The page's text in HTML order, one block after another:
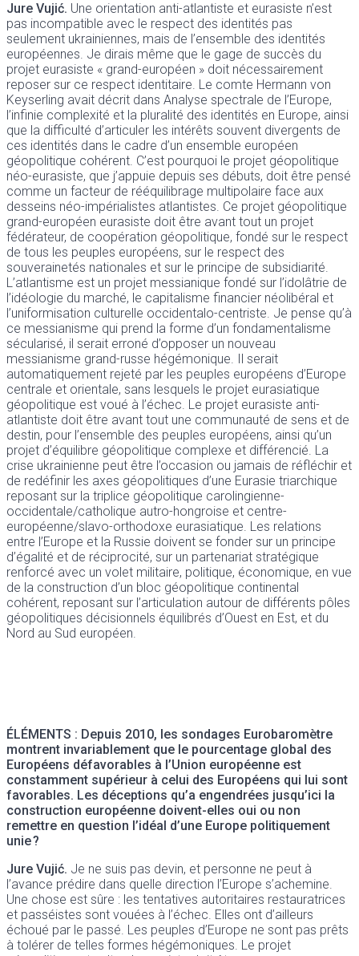
Jure Vujić. Une orientation anti-atlantiste et eurasiste n’est
pas incompatible avec le respect des identités pas
seulement ukrainiennes, mais de l’ensemble des identités
européennes. Je dirais même que le gage de succès du
projet eurasiste « grand-européen » doit nécessairement
reposer sur ce respect identitaire. Le comte Hermann von
Keyserling avait décrit dans Analyse spectrale de l’Europe,
l’infinie complexité et la pluralité des identités en Europe, ainsi
que la difficulté d’articuler les intérêts souvent divergents de
ces identités dans le cadre d’un ensemble européen
géopolitique cohérent. C’est pourquoi le projet géopolitique
néo-eurasiste, que j’appuie depuis ses débuts, doit être pensé
comme un facteur de rééquilibrage multipolaire face aux
desseins néo-impérialistes atlantistes. Ce projet géopolitique
grand-européen eurasiste doit être avant tout un projet
fédérateur, de coopération géopolitique, fondé sur le respect
de tous les peuples européens, sur le respect des
souverainetés nationales et sur le principe de subsidiarité.
L’atlantisme est un projet messianique fondé sur l’idolâtrie de
l’idéologie du marché, le capitalisme financier néolibéral et
l’uniformisation culturelle occidentalo-centriste. Je pense qu’à
ce messianisme qui prend la forme d’un fondamentalisme
sécularisé, il serait erroné d’opposer un nouveau
messianisme grand-russe hégémonique. Il serait
automatiquement rejeté par les peuples européens d’Europe
centrale et orientale, sans lesquels le projet eurasiatique
géopolitique est voué à l’échec. Le projet eurasiste anti-
atlantiste doit être avant tout une communauté de sens et de
destin, pour l’ensemble des peuples européens, ainsi qu’un
projet d’équilibre géopolitique complexe et différencié. La
crise ukrainienne peut être l’occasion ou jamais de réfléchir et
de redéfinir les axes géopolitiques d’une Eurasie triarchique
reposant sur la triplice géopolitique carolingienne-
occidentale/catholique autro-hongroise et centre-
européenne/slavo-orthodoxe eurasiatique. Les relations
entre l’Europe et la Russie doivent se fonder sur un principe
d’égalité et de réciprocité, sur un partenariat stratégique
renforcé avec un volet militaire, politique, économique, en vue
de la construction d’un bloc géopolitique continental
cohérent, reposant sur l’articulation autour de différents pôles
géopolitiques décisionnels équilibrés d’Ouest en Est, et du
Nord au Sud européen.
ÉLÉMENTS : Depuis 2010, les sondages Eurobaromètre
montrent invariablement que le pourcentage global des
Européens défavorables à l’Union européenne est
constamment supérieur à celui des Européens qui lui sont
favorables. Les déceptions qu’a engendrées jusqu’ici la
construction européenne doivent-elles oui ou non
remettre en question l’idéal d’une Europe politiquement
unie ?
Jure Vujić. Je ne suis pas devin, et personne ne peut à
l’avance prédire dans quelle direction l’Europe s’achemine.
Une chose est sûre : les tentatives autoritaires restauratrices
et passéistes sont vouées à l’échec. Elles ont d’ailleurs
échoué par le passé. Les peuples d’Europe ne sont pas prêts
à tolérer de telles formes hégémoniques. Le projet